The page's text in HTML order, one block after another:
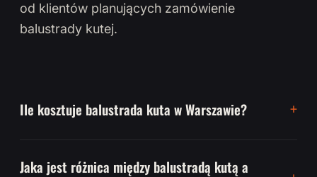
od klientów planujących zamówienie
balustrady kutej.
Ile kosztuje balustrada kuta w Warszawie?
Jaka jest różnica między balustradą kutą a